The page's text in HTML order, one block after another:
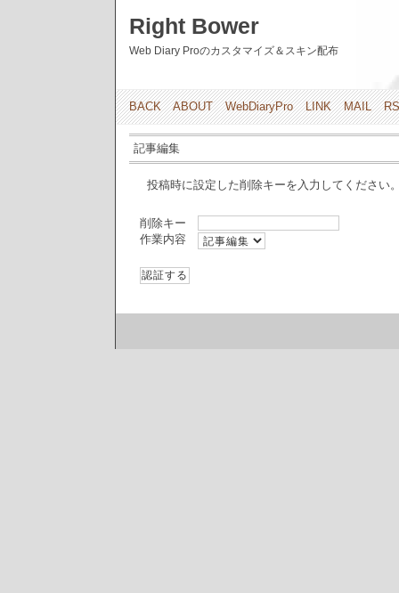
Right Bower
Web Diary Proのカスタマイズ＆スキン配布
BACK ABOUT WebDiaryPro LINK MAIL
記事編集
投稿時に設定した削除キーを入力してください
削除キー
作業内容